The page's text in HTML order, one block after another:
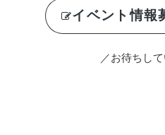
イベント情報
／お待ちし